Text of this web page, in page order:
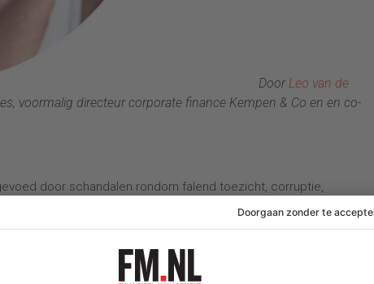
DoorLeo van de
voormalig directeur corporate finance Kempen & Co en en co-
door schandalen rondom falend toezicht, corruptie,
sector;
‘Kijk, ik heb alles gedaan wat er van mij mocht worden verlangd.
verlangen, waarbij steeds minder voor lief wordt